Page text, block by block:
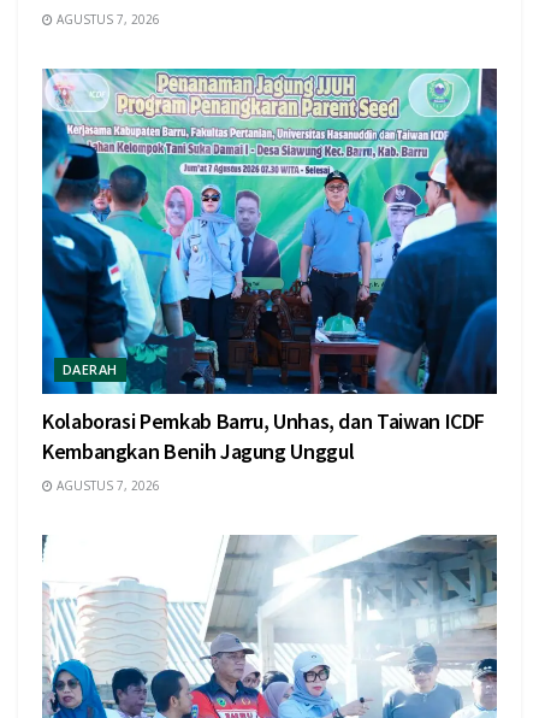
AGUSTUS 7, 2026
DAERAH
Kolaborasi Pemkab Barru, Unhas, dan Taiwan ICDF
Kembangkan Benih Jagung Unggul
AGUSTUS 7, 2026